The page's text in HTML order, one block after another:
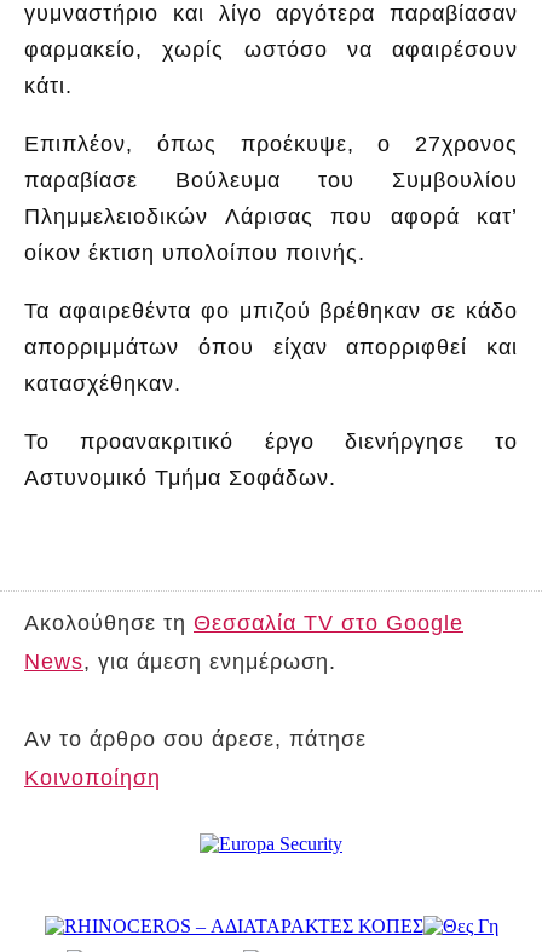
γυμναστήριο και λίγο αργότερα παραβίασαν
φαρμακείο, χωρίς ωστόσο να αφαιρέσουν
κάτι.
Επιπλέον, όπως προέκυψε, ο 27χρονος
παραβίασε Βούλευμα του Συμβουλίου
Πλημμελειοδικών Λάρισας που αφορά κατ’
οίκον έκτιση υπολοίπου ποινής.
Τα αφαιρεθέντα φο μπιζού βρέθηκαν σε κάδο
απορριμμάτων όπου είχαν απορριφθεί και
κατασχέθηκαν.
Το προανακριτικό έργο διενήργησε το
Αστυνομικό Τμήμα Σοφάδων.
Ακολούθησε τη Θεσσαλία TV στο Google
News, για άμεση ενημέρωση.
Αν το άρθρο σου άρεσε, πάτησε
Κοινοποίηση